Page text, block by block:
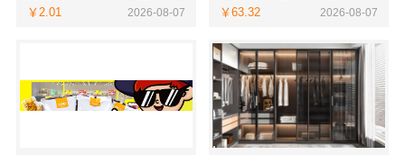
￥2.01 2026-08-07 ￥63.32 2026-08-07